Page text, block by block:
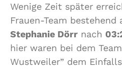
o
e
r
”
Wenige Zeit später
Frauen-Team bestehend
Stephanie Dörr nach
hier waren bei dem
Wustweiler” dem